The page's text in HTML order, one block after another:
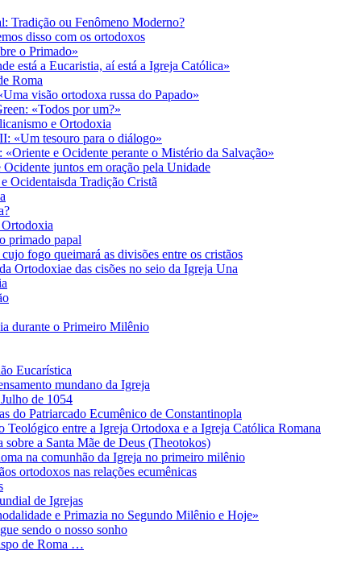
Tradição ou Fenômeno Moderno?
disso com os ortodoxos
o Primado»
está a Eucaristia, aí está a Igreja Católica»
Roma
visão ortodoxa russa do Papado»
«Todos por um?»
e Ortodoxia
«Um tesouro para o diálogo»
«Oriente e Ocidente perante o Mistério da Salvação»
juntos em oração pela Unidade
Ocidentaisda Tradição Cristã
primado papal
fogo queimará as divisões entre os cristãos
Ortodoxiae das cisões no seio da Igreja Una
durante o Primeiro Milênio
Eucarística
mundano da Igreja
de 1054
do Patriarcado Ecumênico de Constantinopla
Teológico entre a Igreja Ortodoxa e a Igreja Católica Romana
sobre a Santa Mãe de Deus (Theotokos)
na comunhão da Igreja no primeiro milênio
ortodoxos nas relações ecumênicas
de Igrejas
e Primazia no Segundo Milênio e Hoje»
sendo o nosso sonho
de Roma …